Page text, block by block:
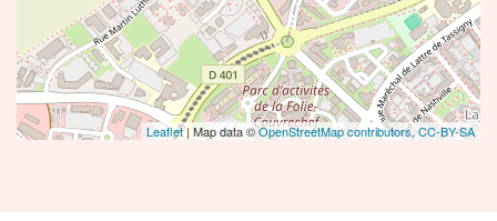
Leaflet| Map data ©OpenStreetMap contributors,CC-BY-SA